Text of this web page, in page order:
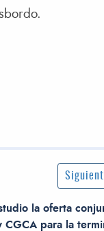
la oferta
CGCA para la